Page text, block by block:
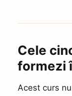
Cele
formezi
Acest curs